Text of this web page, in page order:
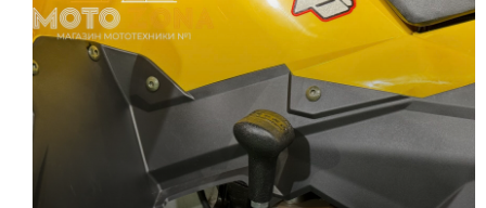
Высота (мм) 900
Сухая масса (кг) 102
Высота по седлу (мм) 700